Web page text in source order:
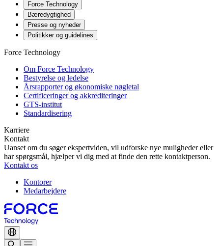
Force Technology
Bæredygtighed
Presse og nyheder
Politikker og guidelines
Force Technology
Om Force Technology
Bestyrelse og ledelse
Årsrapporter og økonomiske nøgletal
Certificeringer og akkrediteringer
GTS-institut
Standardisering
Karriere
Kontakt
Uanset om du søger ekspertviden, vil udforske nye muligheder eller
har spørgsmål, hjælper vi dig med at finde den rette kontaktperson.
Kontakt os
Kontorer
Medarbejdere